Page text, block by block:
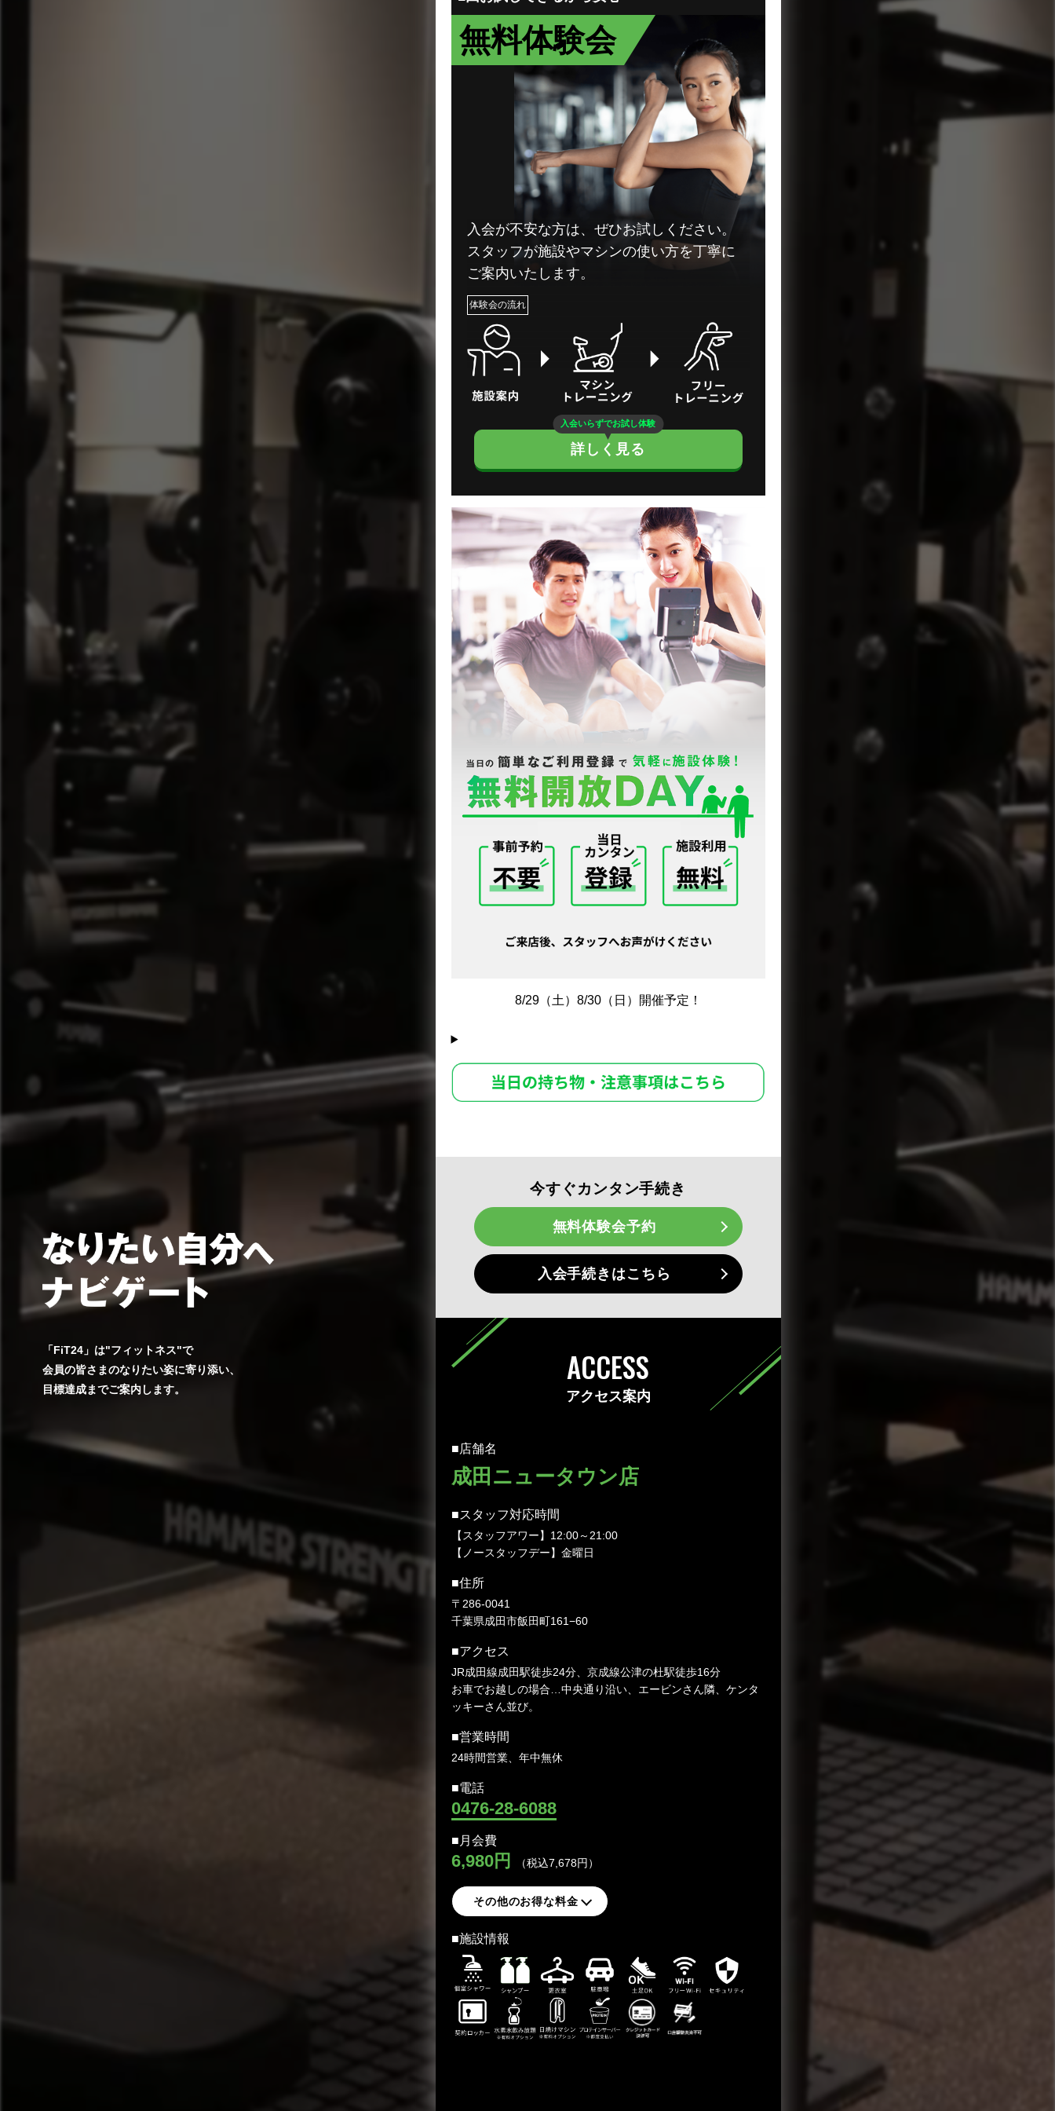
「FiT24」は"フィットネス"で
会員の皆さまのなりたい姿に寄り添い、
目標達成までご案内します。
無料体験会
入会が不安な方は、ぜひお試しください。
スタッフが施設やマシンの使い方を丁寧に
ご案内いたします。
体験会の流れ
入会いらずでお試し体験
詳しく見る
8/29（土）8/30（日）開催予定！
今すぐカンタン手続き
無料体験会予約
入会手続きはこちら
ACCESS
アクセス案内
■店舗名
成田ニュータウン店
■スタッフ対応時間
【スタッフアワー】12:00～21:00
【ノースタッフデー】金曜日
■住所
〒286-0041
千葉県成田市飯田町161−60
■アクセス
JR成田線成田駅徒歩24分、京成線公津の杜駅徒歩16分
お車でお越しの場合…中央通り沿い、エービンさん隣、ケンタ
ッキーさん並び。
■営業時間
24時間営業、年中無休
■電話
0476-28-6088
■月会費
6,980円 （税込7,678円）
その他のお得な料金
■施設情報